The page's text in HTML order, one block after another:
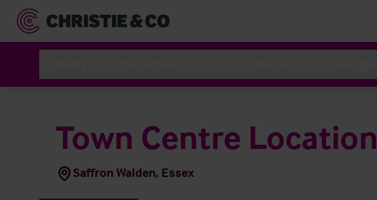
Town Centre Location
Saffron Walden, Essex